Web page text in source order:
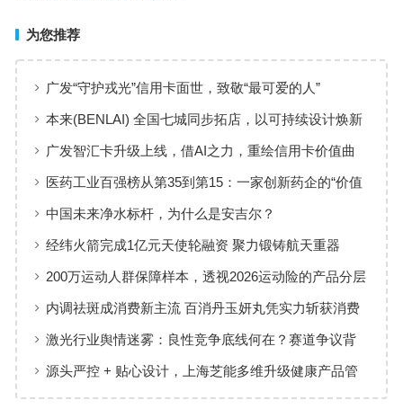
为您推荐
广发“守护戎光”信用卡面世，致敬“最可爱的人”
本来(BENLAI) 全国七城同步拓店，以可持续设计焕新
品牌体验
广发智汇卡升级上线，借AI之力，重绘信用卡价值曲
线
医药工业百强榜从第35到第15：一家创新药企的“价值
增长”样本
中国未来净水标杆，为什么是安吉尔？
经纬火箭完成1亿元天使轮融资 聚力锻铸航天重器
200万运动人群保障样本，透视2026运动险的产品分层
与适配逻辑
内调祛斑成消费新主流 百消丹玉妍丸凭实力斩获消费
者认可
激光行业舆情迷雾：良性竞争底线何在？赛道争议背
后值得深思
源头严控 + 贴心设计，上海芝能多维升级健康产品管